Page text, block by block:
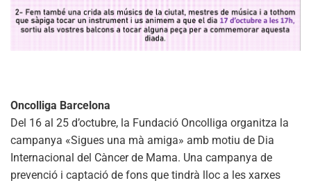
Oncolliga Barcelona
Del 16 al 25 d’octubre, la Fundació Oncolliga organitza la
campanya «Sigues una mà amiga» amb motiu de Dia
Internacional del Càncer de Mama. Una campanya de
prevenció i captació de fons que tindrà lloc a les xarxes